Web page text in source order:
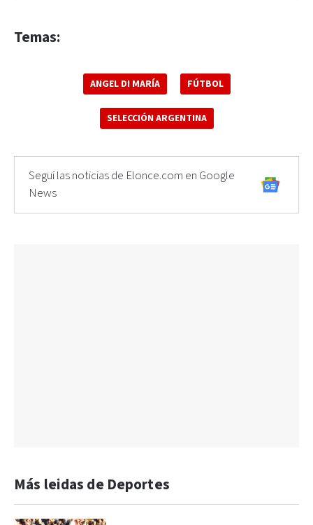
Temas:
ANGEL DI MARÍA FÚTBOL
SELECCIÓN ARGENTINA
Seguí las noticias de Elonce.com en Google
News
Más leidas de Deportes